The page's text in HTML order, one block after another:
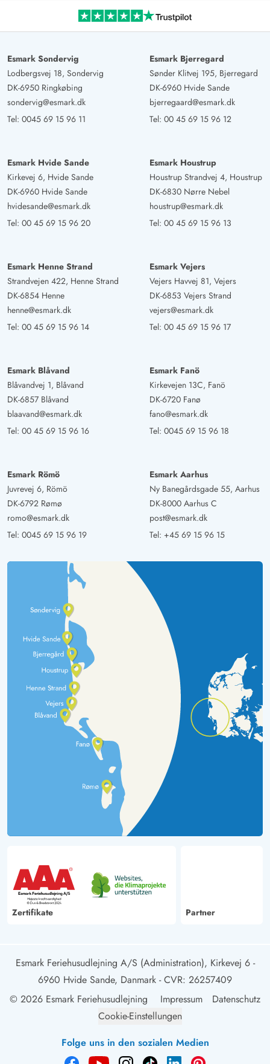
Esmark Sondervig
Lodbergsvej 18, Sondervig
DK-6950 Ringkøbing
sondervig@esmark.dk
Tel: 0045 69 15 96 11
Esmark Bjerregard
Sønder Klitvej 195, Bjerregard
DK-6960 Hvide Sande
bjerregaard@esmark.dk
Tel: 00 45 69 15 96 12
Esmark Hvide Sande
Kirkevej 6, Hvide Sande
DK-6960 Hvide Sande
hvidesande@esmark.dk
Tel: 00 45 69 15 96 20
Esmark Houstrup
Houstrup Strandvej 4, Houstrup
DK-6830 Nørre Nebel
houstrup@esmark.dk
Tel: 00 45 69 15 96 13
Esmark Henne Strand
Strandvejen 422, Henne Strand
DK-6854 Henne
henne@esmark.dk
Tel: 00 45 69 15 96 14
Esmark Vejers
Vejers Havvej 81, Vejers
DK-6853 Vejers Strand
vejers@esmark.dk
Tel: 00 45 69 15 96 17
Esmark Blåvand
Blåvandvej 1, Blåvand
DK-6857 Blåvand
blaavand@esmark.dk
Tel: 00 45 69 15 96 16
Esmark Fanö
Kirkevejen 13C, Fanö
DK-6720 Fanø
fano@esmark.dk
Tel: 0045 69 15 96 18
Esmark Römö
Juvrevej 6, Römö
DK-6792 Rømø
romo@esmark.dk
Tel: 0045 69 15 96 19
Esmark Aarhus
Ny Banegårdsgade 55, Aarhus
DK-8000 Aarhus C
post@esmark.dk
Tel: +45 69 15 96 15
Zertifikate Partner
Esmark Feriehusudlejning A/S (Administration), Kirkevej 6 -
6960 Hvide Sande, Danmark - CVR: 26257409
© 2026 Esmark Feriehusudlejning
Impressum
Datenschutz
Cookie-Einstellungen
Folge uns in den sozialen Medien